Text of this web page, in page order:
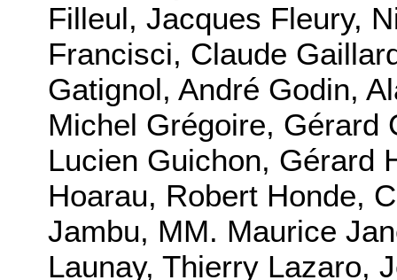
Filleul, Jacques Fleury,
Francisci, Claude
Gatignol, André Godin,
Michel Grégoire, Gérard
Lucien Guichon, Gérard
Hoarau, Robert Honde,
Jambu, MM. Maurice
Launay, Thierry Lazaro,